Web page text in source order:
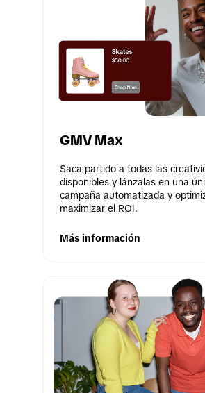
GMV Max
Saca partido a todas las
disponibles y lánzalas en una
campaña automatizada y
maximizar el ROI.
Más información